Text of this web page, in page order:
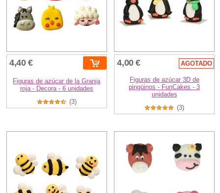
4,40 €
Figuras de azúcar de la Granja
roja - Decora - 6 unidades
(3)
4,00 € AGOTADO
Figuras de azúcar 3D de
pingüinos - FunCakes - 3
unidades
(3)